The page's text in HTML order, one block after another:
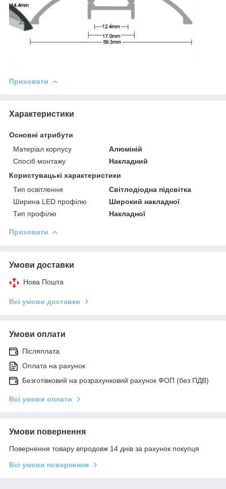
Приховати
Характеристики
Основні атрибути
Матеріал корпусу
Алюміній
Спосіб монтажу
Накладний
Користувацькі характеристики
Тип освітлення
Світлодіодна підсвітка
Ширина LED профілю
Широкий накладної
Тип профілю
Накладної
Приховати
Умови доставки
Нова Пошта
Всі умови доставки
Умови оплати
Післяплата
Оплата на рахунок
Безготівковий на розрахунковий рахунок ФОП (без ПДВ)
Всі умови оплати
Умови повернення
Повернення товару впродовж 14 днів за рахунок покупця
Всі умови повернення